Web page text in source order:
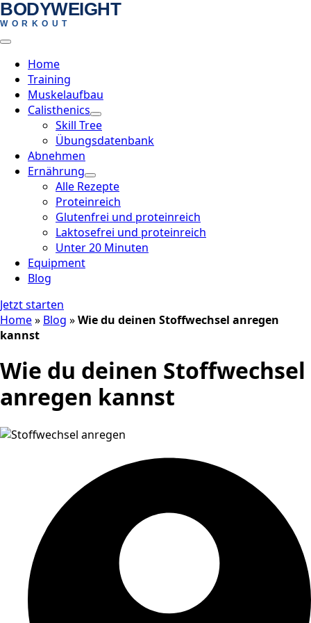
Skip
to
main
content
BODYWEIGHT
WORKOUT
Home
Training
Muskelaufbau
Calisthenics
Skill Tree
Übungsdatenbank
Abnehmen
Ernährung
Alle Rezepte
Proteinreich
Glutenfrei und proteinreich
Laktosefrei und proteinreich
Unter 20 Minuten
Equipment
Blog
Jetzt starten
Home» Blog »Wie du deinen Stoffwechsel anregen
kannst
Wie du deinen Stoffwechsel
anregen kannst